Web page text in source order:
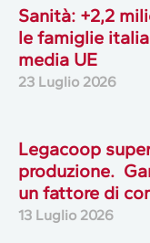
Sanità: +2,2
le famiglie
media UE
23 Luglio 2026
Legacoop
produzione.
un fattore di
13 Luglio 2026